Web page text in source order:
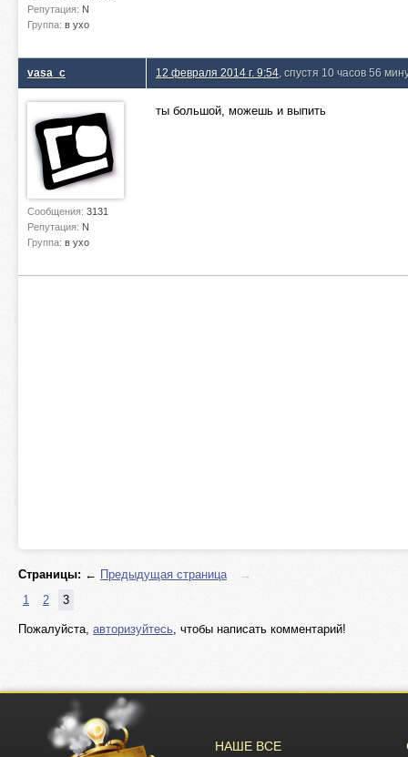
Репутация: N
Группа: в ухо
vasa_c
Сообщения: 3131
Репутация: N
Группа: в ухо
12 февраля 2014 г. 9:54 , спустя 10 часов 56
ты большой, можешь и выпить
Страницы: ← Предыдущая страница
→
1
2 3
Пожалуйста, авторизуйтесь, чтобы написать комментарий!
НАШЕ ВСЕ